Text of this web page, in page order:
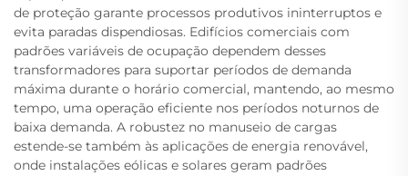
de proteção garante processos produtivos ininterruptos e
evita paradas dispendiosas. Edifícios comerciais com
padrões variáveis de ocupação dependem desses
transformadores para suportar períodos de demanda
máxima durante o horário comercial, mantendo, ao mesmo
tempo, uma operação eficiente nos períodos noturnos de
baixa demanda. A robustez no manuseio de cargas
estende-se também às aplicações de energia renovável,
onde instalações eólicas e solares geram padrões